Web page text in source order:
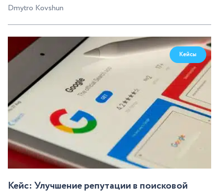
Dmytro Kovshun
Кейсы
Кейс: Улучшение репутации в поисковой